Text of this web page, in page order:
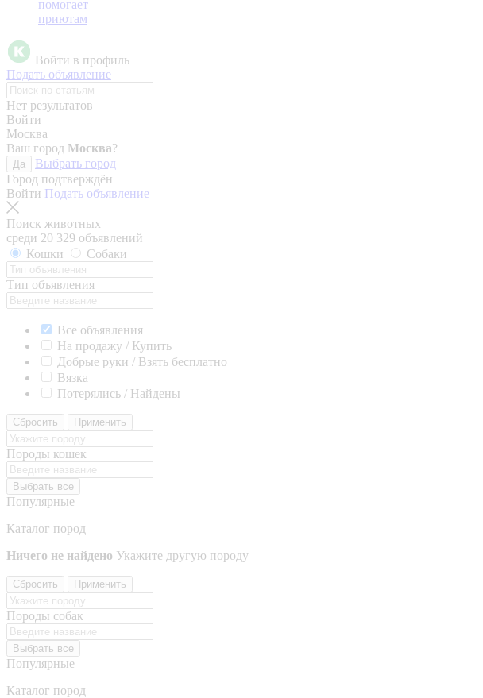
помогает
приютам
Войти в профиль
Подать объявление
Нет результатов
Войти
Москва
Ваш город Москва?
Да
Выбрать город
Город подтверждён
Войти Подать объявление
Поиск животных
среди 20 329 объявлений
Кошки
Собаки
Тип объявления
Все объявления
На продажу / Купить
Добрые руки / Взять бесплатно
Вязка
Потерялись / Найдены
Сбросить Применить
Породы кошек
Выбрать все
Популярные
Каталог пород
Ничего не найдено Укажите другую породу
Сбросить Применить
Породы собак
Выбрать все
Популярные
Каталог пород